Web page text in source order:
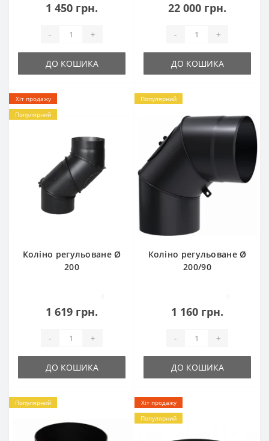
1 450 грн.
- +
ДО КОШИКА
22 000 грн.
- +
ДО КОШИКА
Хіт продажу
Популярний
Коліно регульоване Ø
200
1 619 грн.
- +
ДО КОШИКА
Популярний
Коліно регульоване Ø
200/90
1 160 грн.
- +
ДО КОШИКА
Популярний
Хіт продажу
Популярний